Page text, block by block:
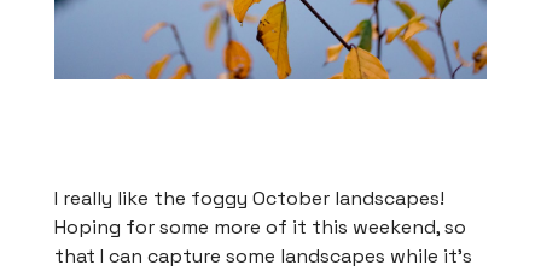
I really like the foggy October landscapes!
Hoping for some more of it this weekend, so
that I can capture some landscapes while it’s